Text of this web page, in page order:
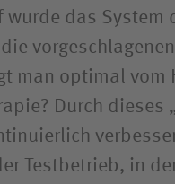
wurde das System
man optimal vom
Durch dieses
Testbetrieb, in